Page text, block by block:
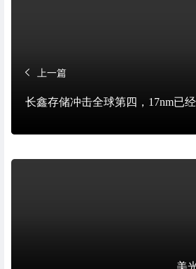
上一篇
长鑫存储冲击全球第四，17nm已
美